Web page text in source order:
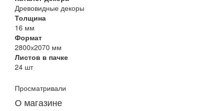
Древовидные декоры
Толщина
16 мм
Формат
2800х2070 мм
Листов в пачке
24 шт
Просматривали
О магазине